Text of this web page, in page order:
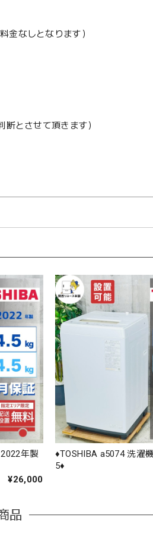
金なしとなります）
とさせて頂きます）
年製
¥26,000
♦️TOSHIBA a5074 洗濯
5♦️
品